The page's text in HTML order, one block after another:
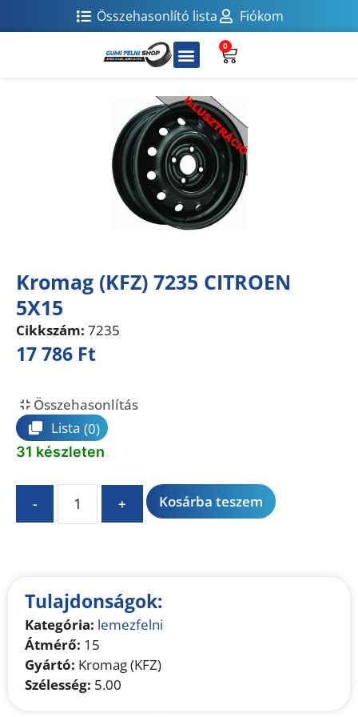
Összehasonlító lista Fiókom
0
Kromag (KFZ) 7235 CITROEN
5X15
Cikkszám: 7235
17 786 Ft
Összehasonlítás
Lista (0)
31 készleten
- + Kosárba teszem
Tulajdonságok:
Kategória: lemezfelni
Átmérő: 15
Gyártó: Kromag (KFZ)
Szélesség: 5.00